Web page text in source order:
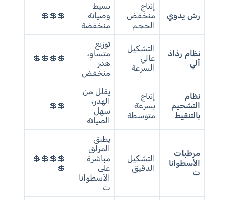
رش يدوي
إنتاج
منخفض
الحجم
بسيط
وصيانة
منخفضة
💲💲💲
نظام رذاذ
آلي
التشكيل
عالي
السرعة
توزيع
متساوٍ،
هدر
منخفض
💲💲💲💲
نظام
التشحيم
بالتنقيط
إنتاج
بسرعة
متوسطة
يقلل من
الهدر،
سهل
الصيانة
💲💲
مرطبات
الأسطوانا
ت
التشكيل
الدقيق
يطبق
المزلق
مباشرة
على
الأسطوانا
ت
💲💲💲💲
💲